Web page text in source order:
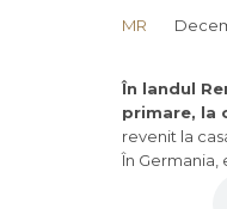
MR
În landul
primare, la
revenit la
În Germania,